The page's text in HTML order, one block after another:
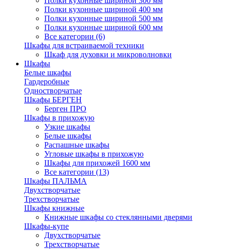
Полки кухонные шириной 400 мм
Полки кухонные шириной 500 мм
Полки кухонные шириной 600 мм
Все категории (6)
Шкафы для встраиваемой техники
Шкаф для духовки и микроволновки
Шкафы
Белые шкафы
Гардеробные
Одностворчатые
Шкафы БЕРГЕН
Берген ПРО
Шкафы в прихожую
Узкие шкафы
Белые шкафы
Распашные шкафы
Угловые шкафы в прихожую
Шкафы для прихожей 1600 мм
Все категории (13)
Шкафы ПАЛЬМА
Двухстворчатые
Трехстворчатые
Шкафы книжные
Книжные шкафы со стеклянными дверями
Шкафы-купе
Двухстворчатые
Трехстворчатые